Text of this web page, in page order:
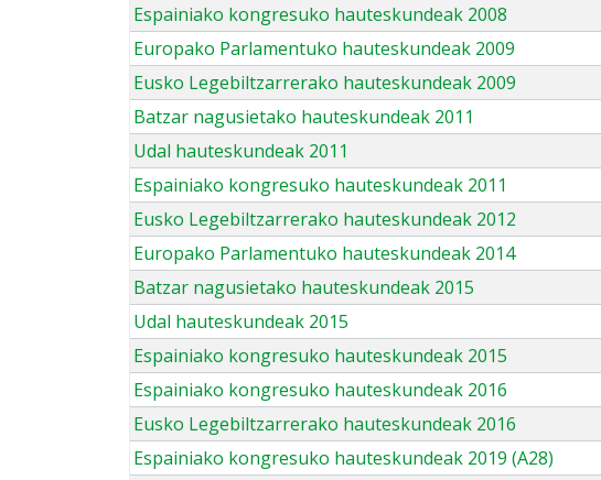
Espainiako kongresuko hauteskundeak 2008
Europako Parlamentuko hauteskundeak 2009
Eusko Legebiltzarrerako hauteskundeak 2009
Batzar nagusietako hauteskundeak 2011
Udal hauteskundeak 2011
Espainiako kongresuko hauteskundeak 2011
Eusko Legebiltzarrerako hauteskundeak 2012
Europako Parlamentuko hauteskundeak 2014
Batzar nagusietako hauteskundeak 2015
Udal hauteskundeak 2015
Espainiako kongresuko hauteskundeak 2015
Espainiako kongresuko hauteskundeak 2016
Eusko Legebiltzarrerako hauteskundeak 2016
Espainiako kongresuko hauteskundeak 2019 (A28)